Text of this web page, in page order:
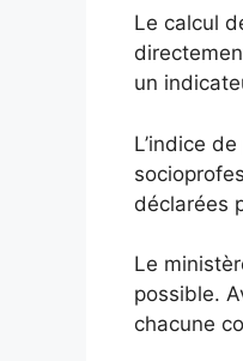
Le calcul
un
L’indice
déclarées
Le
possible.
chacune